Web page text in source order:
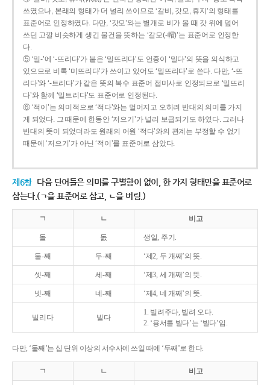
쓰였으나, 본래의 형태가 더 널리 쓰이므로 ‘갈비, 갓모, 휴지’의 형태를
표준어로 인정하였다. 다만, ‘갓모’와는 별개로 비가 올 때 갓 위에 덮어
쓰던 고깔 비슷하게 생긴 물건을 뜻하는 ‘갈모(-帽)’는 표준어로 인정한
다.
⑤ ‘밀-’에 ‘-뜨리다’가 붙은 ‘밀뜨리다’도 언중이 ‘밀다’의 뜻을 의식하고
있으므로 비록 ‘미뜨리다’가 쓰이고 있어도 ‘밀뜨리다’로 쓴다. 다만, ‘-뜨
리다’와 ‘-트리다’가 같은 뜻의 복수 표준어 접미사로 인정되므로 ‘밀뜨리
다’와 함께 ‘밀트리다’도 표준어로 인정된다.
⑥ ‘적이’는 의미적으로 ‘적다’와는 멀어지고 오히려 반대의 의미를 가지
게 되었다. 그 때문에 한동안 ‘저으기’가 널리 보급되기도 하였다. 그러나
반대의 뜻이 되었더라도 원래의 어원 ‘적다’와의 관계는 부정할 수 없기
때문에 ‘저으기’가 아닌 ‘적이’를 표준어로 삼았다.
제6항 다음 단어들은 의미를 구별함이 없이, 한 가지 형태만을 표준어로
삼는다.(ㄱ을 표준어로 삼고, ㄴ을 버림.)
ㄱ ㄴ 비고
돌 돐 생일, 주기.
둘-째 두-째 ‘제2, 두 개째’의 뜻.
셋-째 세-째 ‘제3, 세 개째’의 뜻.
넷-째 네-째 ‘제4, 네 개째’의 뜻.
빌리다 빌다
1. 빌려주다, 빌려 오다.
2. ‘용서를 빌다’는 ‘빌다’임.
다만, ‘둘째’는 십 단위 이상의 서수사에 쓰일 때에 ‘두째’로 한다.
ㄱ ㄴ 비고